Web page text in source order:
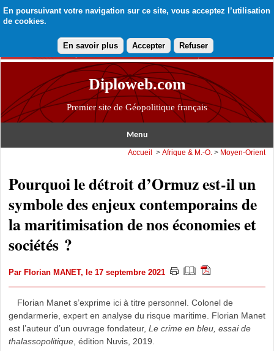
En poursuivant votre navigation sur ce site, vous acceptez l’utilisation
de cookies.
En savoir plus Accepter Refuser
Diploweb.com
Premier site de Géopolitique français
Menu
Accueil >Afrique & M.-O. > Moyen-Orient
Pourquoi le détroit d’Ormuz est-il un
symbole des enjeux contemporains de
la maritimisation de nos économies et
sociétés ?
Par Florian MANET, le 17 septembre 2021
Florian Manet s’exprime ici à titre personnel. Colonel de
gendarmerie, expert en analyse du risque maritime. Florian Manet
est l’auteur d’un ouvrage fondateur, Le crime en bleu, essai de
thalassopolitique, édition Nuvis, 2019.